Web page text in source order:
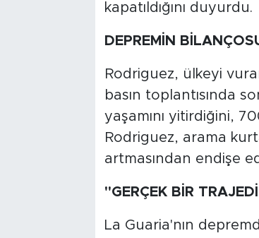
kapatıldığını duyurdu.
DEPREMİN
Rodriguez, ülkeyi
basın toplantısında
yaşamını yitirdiğini,
Rodriguez, arama
artmasından endişe
"GERÇEK BİR
La Guaria'nın